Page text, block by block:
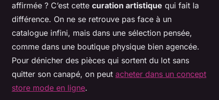
affirmée ? C’est cette curation artistique qui fait la
différence. On ne se retrouve pas face à un
catalogue infini, mais dans une sélection pensée,
comme dans une boutique physique bien agencée.
Pour dénicher des pièces qui sortent du lot sans
quitter son canapé, on peut acheter dans un concept
store mode en ligne.